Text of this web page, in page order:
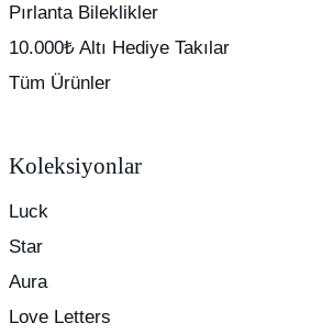
Pırlanta Bileklikler
10.000₺ Altı Hediye Takılar
Tüm Ürünler
Koleksiyonlar
Luck
Star
Aura
Love Letters